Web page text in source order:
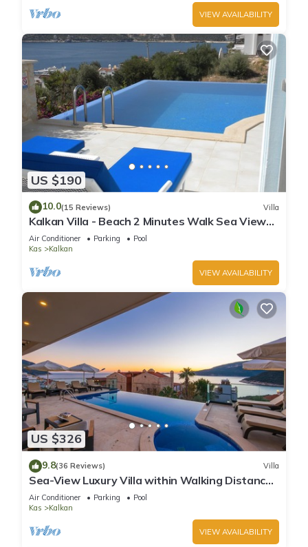
VIEW AVAILABILITY
US $190
10.0(15 Reviews) Villa
Kalkan Villa - Beach 2 Minutes Walk Sea Views;
Private Pool; Wifi; Air Con; TV;
Air Conditioner Parking
Pool
Kas
Kalkan
VIEW AVAILABILITY
US $326
9.8(36 Reviews) Villa
Sea-View Luxury Villa within Walking Distance
to Beach in Exclusive Kalamar Bay
Air Conditioner Parking
Pool
Kas
Kalkan
VIEW AVAILABILITY